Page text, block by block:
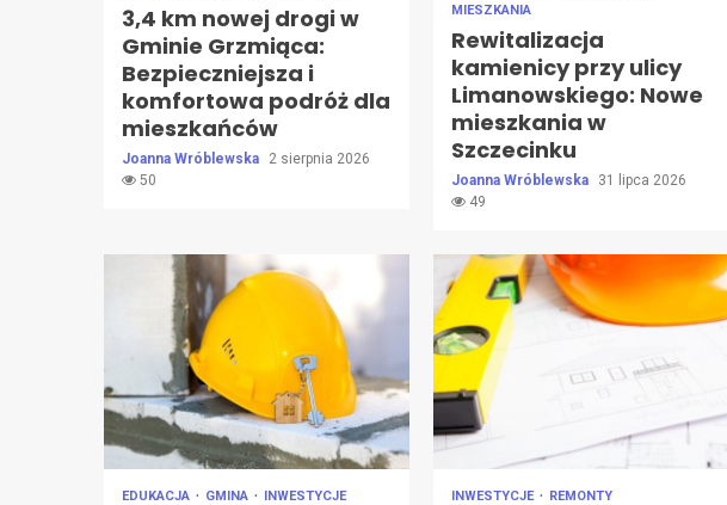
3,4 km nowej drogi w
Gminie Grzmiąca:
Bezpieczniejsza i
komfortowa podróż dla
mieszkańców
Joanna Wróblewska
2 sierpnia 2026
50
MIESZKANIA
Rewitalizacja
kamienicy przy ulicy
Limanowskiego: Nowe
mieszkania w
Szczecinku
Joanna Wróblewska
31 lipca 2026
49
EDUKACJA GMINA INWESTYCJE INWESTYCJE REMONTY